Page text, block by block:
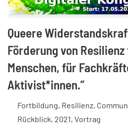
Queere
Förderung von Resilienz
Menschen, für
Aktivist*innen.”
Fortbildung, Resilienz,
Rückblick, 2021,Vortrag